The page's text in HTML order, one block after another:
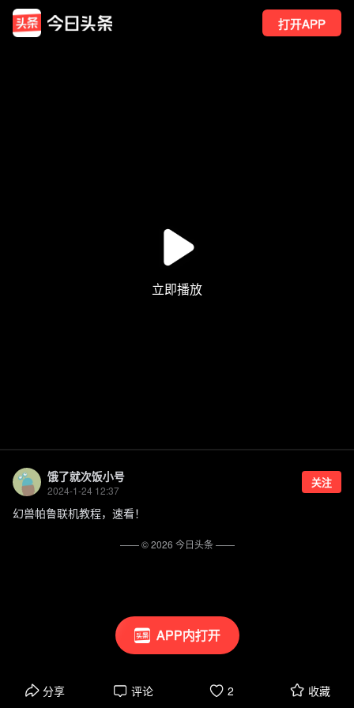
打开APP
APP内打开
饿了就次饭小号
2024-1-24 12:37
关注
幻兽帕鲁联机教程，速看！
分享 评论 2 收藏
—— ©2026 今日头条——